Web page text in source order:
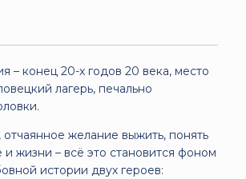
– конец 20-х годов 20 века, место
лагерь, печально
отчаянное желание выжить, понять
и жизни – всё это становится фоном
истории двух героев: